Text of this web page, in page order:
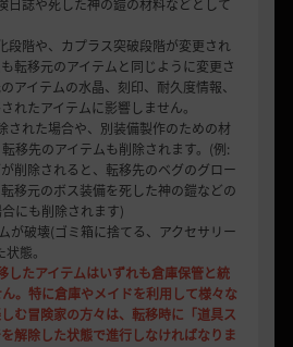
日誌や死した神の鎧の材料などとして
段階や、カプラス突破段階が変更され
転移元のアイテムと同じように変更さ
アイテムの水晶、刻印、耐久度情報、
れたアイテムに影響しません。
された場合や、別装備製作のための材
移先のアイテムも削除されます。(例:
削除されると、転移先のベグのグロー
移元のボス装備を死した神の鎧などの
にも削除されます)
が破壊(ゴミ箱に捨てる、アクセサリー
態。
したアイテムはいずれも倉庫保管と統
。特に倉庫やメイドを利用して様々な
む冒険家の方々は、転移時に「道具ス
解除した状態で進行しなければなりま